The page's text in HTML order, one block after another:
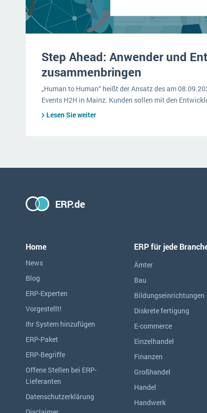
Step Ahead: Anwender und
zusammenbringen
„Human to Human“ heißt der Ansatz des am
Events H2H in Mainz. Kunden sollen mit den
Lesen Sie weiter
ERP.de
Home
News
Blog
ERP-Experten
Vorgestellt!
Ihr System hinzufügen
ERP-Paket
ERP-Begriffe
Offene Stellen bei ERP-
Lieferanten
Datenschutzerklärung
ERP für jede
Ämter
Bau
Bildungseinrichtungen
Diskrete fertigung
E-commerce
Einzelhandel
Finanzen
Großhandel
Handel
Handwerk